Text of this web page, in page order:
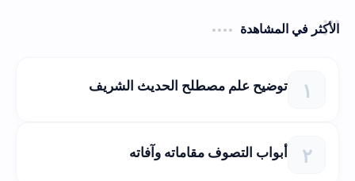
الأكثر في المشاهدة
توضيح علم مصطلح الحديث الشريف
أبواب التصوف مقاماته وآفاته